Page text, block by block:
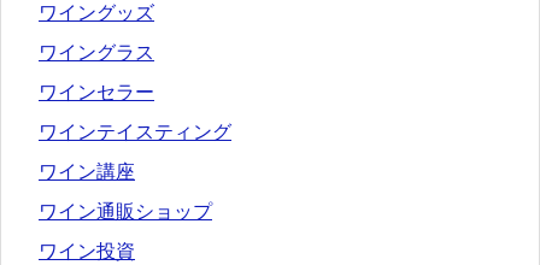
ワイングッズ
ワイングラス
ワインセラー
ワインテイスティング
ワイン講座
ワイン通販ショップ
ワイン投資